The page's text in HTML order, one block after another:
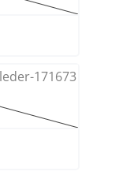
is momenteel niet